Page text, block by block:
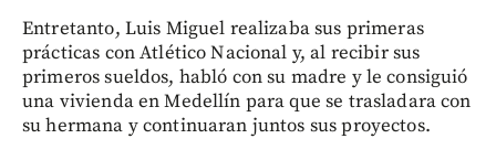
Entretanto, Luis Miguel realizaba sus primeras
prácticas con Atlético Nacional y, al recibir sus
primeros sueldos, habló con su madre y le consiguió
una vivienda en Medellín para que se trasladara con
su hermana y continuaran juntos sus proyectos.